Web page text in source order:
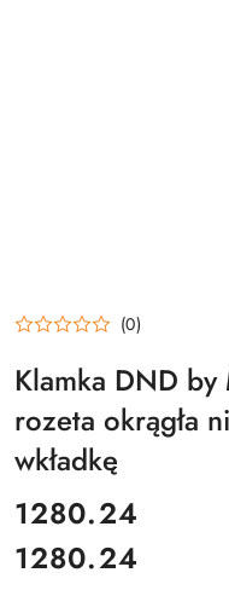
(0)
Klamka DND
rozeta okrągła
wkładkę
cena:
1280.24
Cena:
1280.24